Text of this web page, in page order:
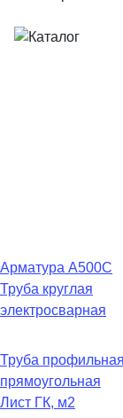
Арматура А500С
Труба круглая
электросварная
Труба профильная
прямоугольная
Лист ГК, м2